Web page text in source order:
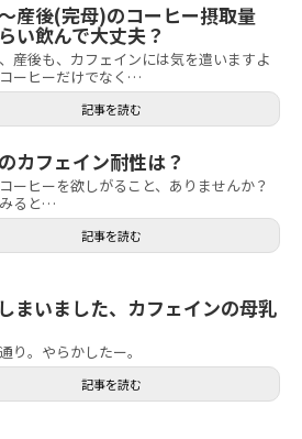
産後(完母)のコーヒー摂取量
い飲んで大丈夫？
産後も、カフェインには気を遣いますよ
ーヒーだけでなく…
記事を読む
カフェイン耐性は？
ーヒーを欲しがること、ありませんか？
ると…
記事を読む
まいました、カフェインの母乳
り。やらかしたー。
記事を読む